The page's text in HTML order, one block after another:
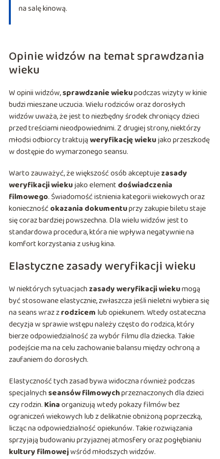
na salę kinową.
Opinie widzów na temat sprawdzania
wieku
W opinii widzów,sprawdzanie wiekupodczas wizyty w kinie
budzi mieszane uczucia. Wielu rodziców oraz dorosłych
widzów uważa, że jest to niezbędny środek chroniący dzieci
przed treściami nieodpowiednimi. Z drugiej strony, niektórzy
młodsi odbiorcy traktująweryfikację wiekujako przeszkodę
w dostępie do wymarzonego seansu.
Warto zauważyć, że większość osób akceptujezasady
weryfikacji wiekujako element doświadczenia
filmowego. Świadomość istnienia kategorii wiekowych oraz
konieczność okazania dokumentuprzy zakupie biletu staje
się coraz bardziej powszechna. Dla wielu widzów jest to
standardowa procedura, która nie wpływa negatywnie na
komfort korzystania z usług kina.
Elastyczne zasady weryfikacji wieku
W niektórych sytuacjachzasady weryfikacji wiekumogą
być stosowane elastycznie, zwłaszcza jeśli nieletni wybiera się
na seans wraz zrodzicem lub opiekunem. Wtedy ostateczna
decyzja w sprawie wstępu należy często do rodzica, który
bierze odpowiedzialność za wybór filmu dla dziecka. Takie
podejście ma na celu zachowanie balansu między ochroną a
zaufaniem do dorosłych.
Elastyczność tych zasad bywa widoczna również podczas
specjalnychseansów filmowychprzeznaczonych dla dzieci
czy rodzin. Kinaorganizują wtedy pokazy filmów bez
ograniczeń wiekowych lub z delikatnie obniżoną poprzeczką,
licząc na odpowiedzialność opiekunów. Takie rozwiązania
sprzyjają budowaniu przyjaznej atmosfery oraz pogłębianiu
kultury filmowejwśród młodszych widzów.